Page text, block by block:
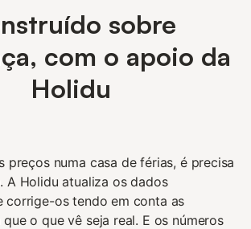
sobre
com o apoio da
Holidu
preços numa casa de férias, é precisa
A Holidu atualiza os dados
corrige-os tendo em conta as
o que vê seja real. E os números